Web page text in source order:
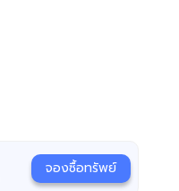
จองซื้อทรัพย์